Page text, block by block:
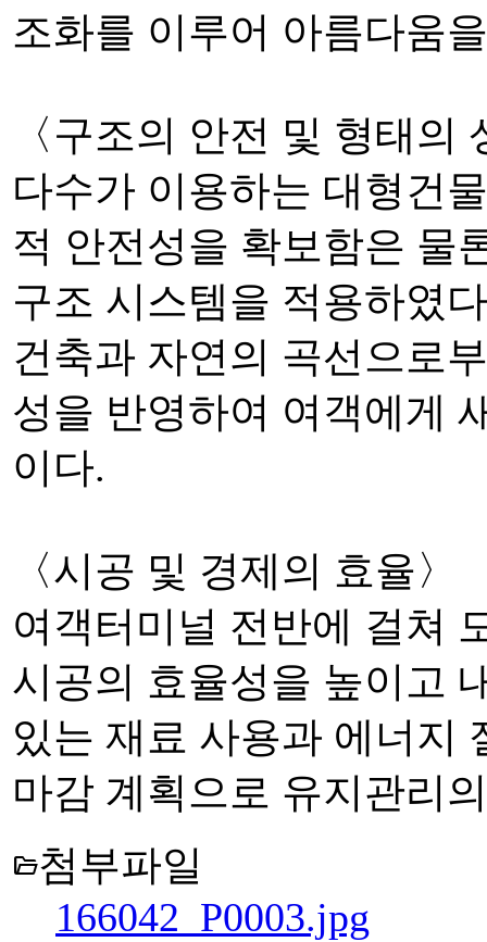
조화를 이루어 아름다움
〈구조의 안전 및 형태의
다수가 이용하는 대형건
적 안전성을 확보함은 물
구조 시스템을 적용하였
건축과 자연의 곡선으로
성을 반영하여 여객에게
이다.
〈시공 및 경제의 효율〉
여객터미널 전반에 걸쳐
시공의 효율성을 높이고
있는 재료 사용과 에너지
마감 계획으로 유지관리
folder_open첨부파일
166042_P0003.jpg